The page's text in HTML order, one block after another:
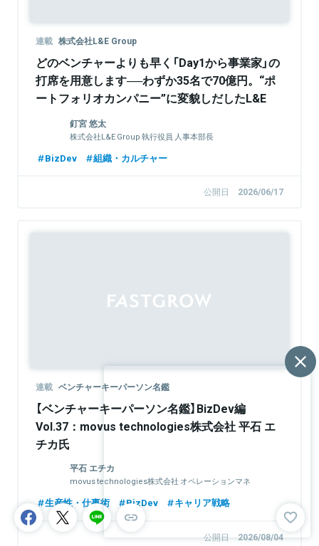
連載 株式会社L&E Group
どのベンチャーよりも早く「Day1から事業家」の
打席を用意します──わずか35名で70億円。“ポ
ートフォリオカンパニー”に変貌しだしたL&E
Groupの実態
釘宮 悠太
株式会社L&E Group 執行役員 人事本部長
BizDev 組織・カルチャー
公開日 2026/06/17
連載 ベンチャーキーパーソン名鑑
【ベンチャーキーパーソン名鑑】BizDev編
Vol.37：movus technologies株式会社 平石 エ
チカ氏
平石 エチカ
movus technologies株式会社 オペレーションマネ
生産性・仕事術 BizDev キャリア戦略
公開日 2026/08/04